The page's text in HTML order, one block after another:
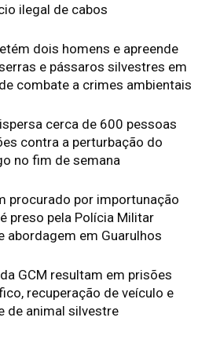
ilegal de cabos
dois homens e apreende
e pássaros silvestres em
combate a crimes ambientais
cerca de 600 pessoas
contra a perturbação do
no fim de semana
procurado por importunação
preso pela Polícia Militar
abordagem em Guarulhos
GCM resultam em prisões
recuperação de veículo e
de animal silvestre